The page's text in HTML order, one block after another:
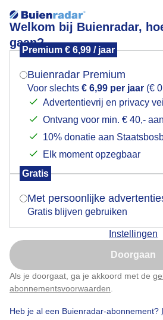
Welkom bij Buienradar,
gaan?
Premium € 6,99 / jaar
Buienradar Premium
Voor slechts € 6,99 per jaar (€
Advertentievrij en privacy
Ontvang voor min. € 40,-
10% donatie aan
Elk moment opzegbaar
Gratis
Met persoonlijke
Gratis blijven gebruiken
Instellingen
Doorgaan
Als je doorgaat, ga je akkoord met de
abonnementsvoorwaarden
Heb je al een Buienradar-abonnement?
Zeedamp, mist, zeevlam
Zeedamp, mist, zeevlam
Door: Edwin keur Gemaakt: 13-08-2025,
Mogen we je locatie
Indien je hier nog geen
verschijnt er zo een pop-up uit
Is goed, toon de
Nu niet,
Klik hierom dit aan te